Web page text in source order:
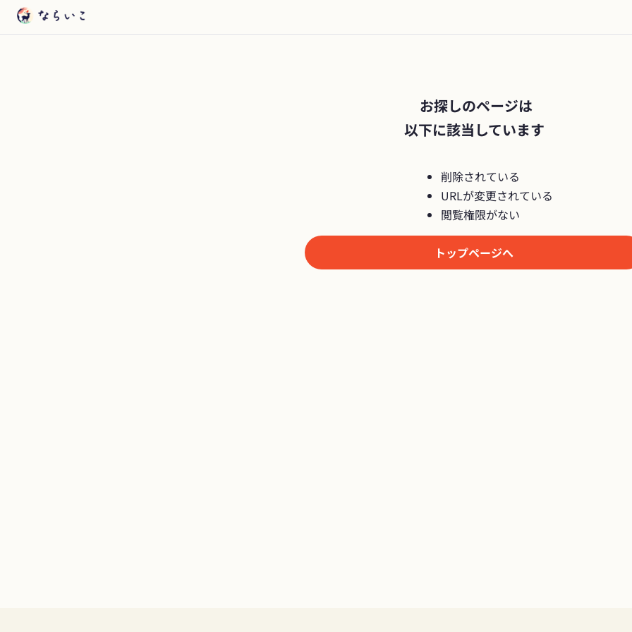
以下に該当しています
削除されている
URLが変更されている
閲覧権限がない
トップページへ